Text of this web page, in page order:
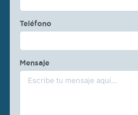
Teléfono
Mensaje